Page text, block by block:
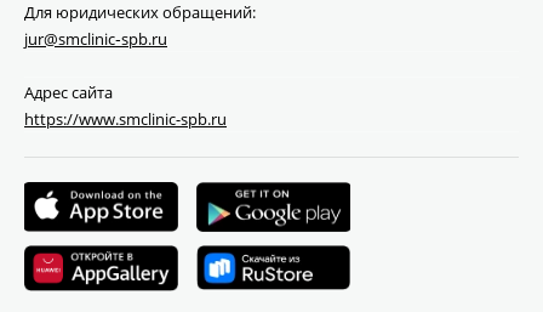
Для юридических обращений:
jur@smclinic‑spb.ru
Адрес сайта
https://www.smclinic-spb.ru